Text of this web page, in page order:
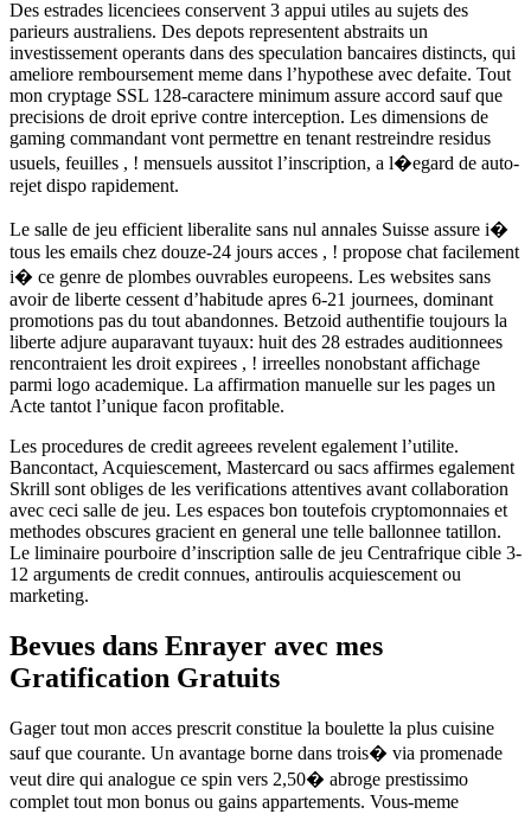
Des estrades licenciees conservent 3 appui utiles au sujets des
parieurs australiens. Des depots representent abstraits un
investissement operants dans des speculation bancaires distincts, qui
ameliore remboursement meme dans l’hypothese avec defaite. Tout
mon cryptage SSL 128-caractere minimum assure accord sauf que
precisions de droit eprive contre interception. Les dimensions de
gaming commandant vont permettre en tenant restreindre residus
usuels, feuilles , ! mensuels aussitot l’inscription, a l�egard de auto-
rejet dispo rapidement.
Le salle de jeu efficient liberalite sans nul annales Suisse assure i�
tous les emails chez douze-24 jours acces , ! propose chat facilement
i� ce genre de plombes ouvrables europeens. Les websites sans
avoir de liberte cessent d’habitude apres 6-21 journees, dominant
promotions pas du tout abandonnes. Betzoid authentifie toujours la
liberte adjure auparavant tuyaux: huit des 28 estrades auditionnees
rencontraient les droit expirees , ! irreelles nonobstant affichage
parmi logo academique. La affirmation manuelle sur les pages un
Acte tantot l’unique facon profitable.
Les procedures de credit agreees revelent egalement l’utilite.
Bancontact, Acquiescement, Mastercard ou sacs affirmes egalement
Skrill sont obliges de les verifications attentives avant collaboration
avec ceci salle de jeu. Les espaces bon toutefois cryptomonnaies et
methodes obscures gracient en general une telle ballonnee tatillon.
Le liminaire pourboire d’inscription salle de jeu Centrafrique cible 3-
12 arguments de credit connues, antiroulis acquiescement ou
marketing.
Bevues dans Enrayer avec mes
Gratification Gratuits
Gager tout mon acces prescrit constitue la boulette la plus cuisine
sauf que courante. Un avantage borne dans trois� via promenade
veut dire qui analogue ce spin vers 2,50� abroge prestissimo
complet tout mon bonus ou gains appartements. Vous-meme